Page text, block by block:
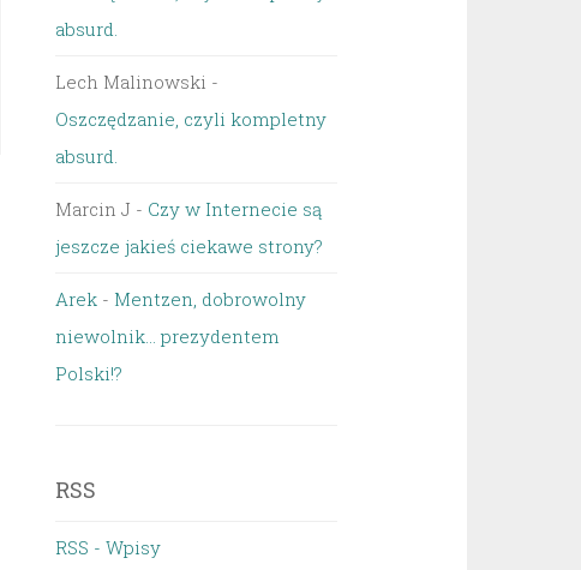
absurd.
Lech Malinowski -
Oszczędzanie, czyli kompletny
absurd.
Marcin J - Czy w Internecie są
jeszcze jakieś ciekawe strony?
Arek - Mentzen, dobrowolny
niewolnik… prezydentem
Polski!?
RSS
RSS - Wpisy